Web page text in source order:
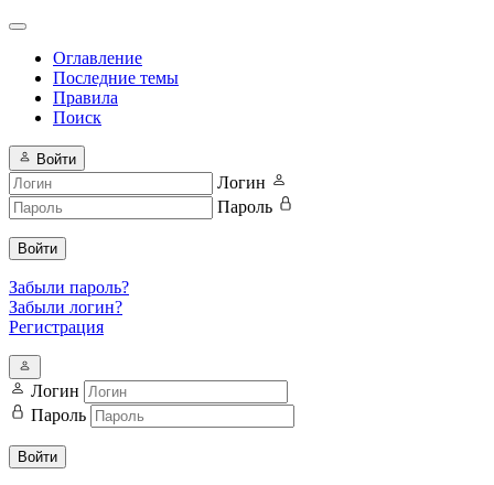
Оглавление
Последние темы
Правила
Поиск
Войти
Логин
Пароль
Войти
Забыли пароль?
Забыли логин?
Регистрация
Логин
Пароль
Войти